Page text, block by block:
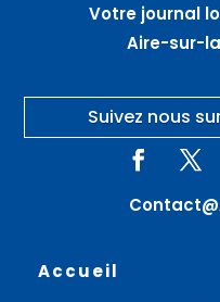
Votre journal
Aire-sur-
Suivez nous
Accueil